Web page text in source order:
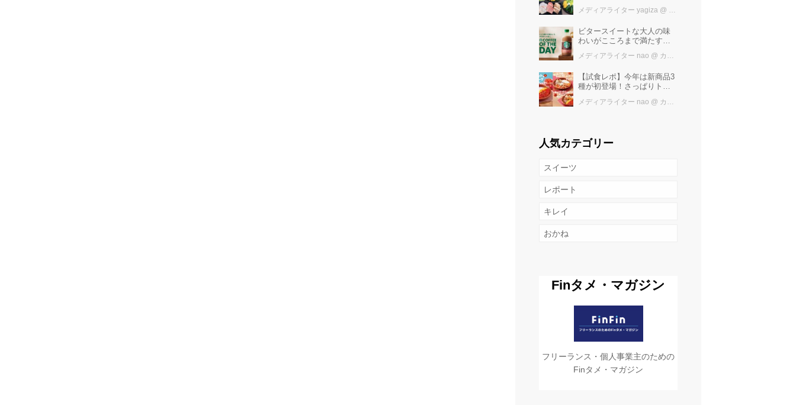
め」を堪能しよう
メディアライター yagiza @ カワコレメディア編集部
ビタースイートな大人の味
わいがこころまで満たす
COFFEE OF THE DAY カフ
メディアライター nao @ カワコレメディア編集部
【試食レポ】今年は新商品3
種が初登場！さっぱりトマ
びっくりドンキーの「トマ
メディアライター nao @ カワコレメディア編集部
人気カテゴリー
スイーツ
レポート
キレイ
おかね
Finタメ・マガジン
フリーランス・個人事業主のための
Finタメ・マガジン